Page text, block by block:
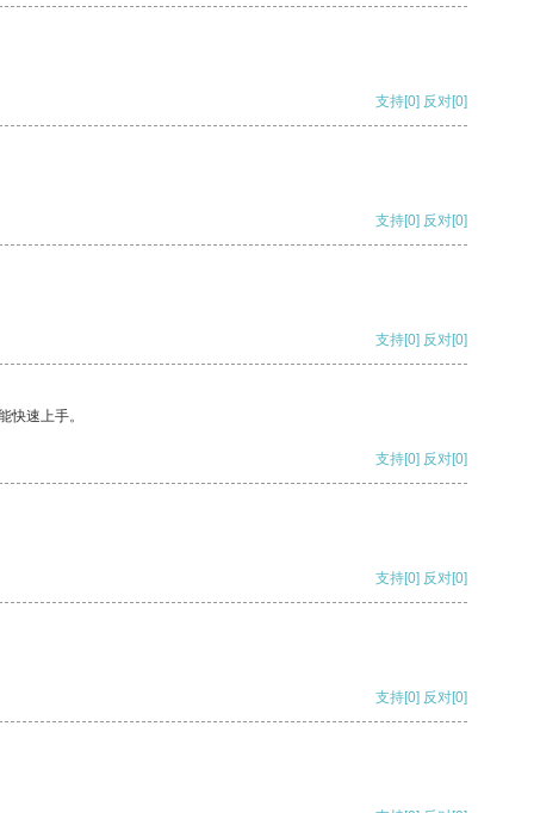
支持[0] 反对[0]
支持[0] 反对[0]
支持[0] 反对[0]
快速上手。
支持[0] 反对[0]
支持[0] 反对[0]
支持[0] 反对[0]